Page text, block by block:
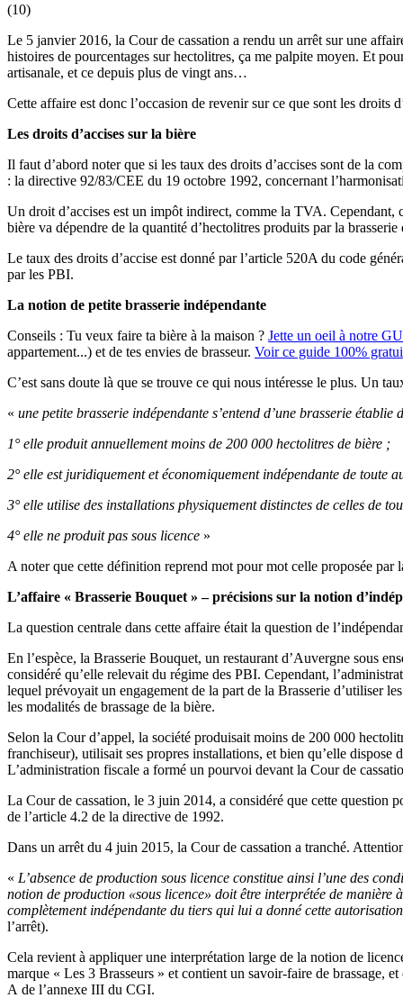
(10)
Le 5 janvier 2016, la Cour de cassation a rendu un arrêt sur une
histoires de pourcentages sur hectolitres, ça me palpite moyen. Et
artisanale, et ce depuis plus de vingt ans…
Cette affaire est donc l’occasion de revenir sur ce que sont les droits
Les droits d’accises sur la bière
Il faut d’abord noter que si les taux des droits d’accises sont de la
: la directive 92/83/CEE du 19 octobre 1992, concernant
Un droit d’accises est un impôt indirect, comme la TVA. Cependant,
bière va dépendre de la quantité d’hectolitres produits par la brasserie
Le taux des droits d’accise est donné par l’article 520A du code
par les PBI.
La notion de petite brasserie indépendante
Conseils : Tu veux faire ta bière à la maison ? Jette un oeil à notre
appartement...) et de tes envies de brasseur. Voir ce guide 100%
C’est sans doute là que se trouve ce qui nous intéresse le plus. Un
« une petite brasserie indépendante s’entend d’une brasserie
1° elle produit annuellement moins de 200 000 hectolitres de bière ;
2° elle est juridiquement et économiquement indépendante de toute
3° elle utilise des installations physiquement distinctes de celles de
4° elle ne produit pas sous licence »
A noter que cette définition reprend mot pour mot celle proposée par
L’affaire « Brasserie Bouquet » – précisions sur la notion
La question centrale dans cette affaire était la question de
En l’espèce, la Brasserie Bouquet, un restaurant d’Auvergne sous
considéré qu’elle relevait du régime des PBI. Cependant,
lequel prévoyait un engagement de la part de la Brasserie d’utiliser
les modalités de brassage de la bière.
Selon la Cour d’appel, la société produisait moins de 200 000
franchiseur), utilisait ses propres installations, et bien qu’elle dispose
L’administration fiscale a formé un pourvoi devant la Cour de
La Cour de cassation, le 3 juin 2014, a considéré que cette question
de l’article 4.2 de la directive de 1992.
Dans un arrêt du 4 juin 2015, la Cour de cassation a tranché.
« L’absence de production sous licence constitue ainsi l’une des
notion de production «sous licence» doit être interprétée de manière
complètement indépendante du tiers qui lui a donné cette
l’arrêt).
Cela revient à appliquer une interprétation large de la notion de
marque « Les 3 Brasseurs » et contient un savoir-faire de brassage,
A de l’annexe III du CGI.